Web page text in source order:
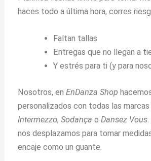
haces todo a última hora, corres
Faltan tallas
Entregas que no llegan a
Y estrés para ti (y para
Nosotros, enEnDanza Shop
personalizados con todas las
Intermezzo,Sodança oDansez Vous
nos desplazamos para tomar
encaje como un guante.